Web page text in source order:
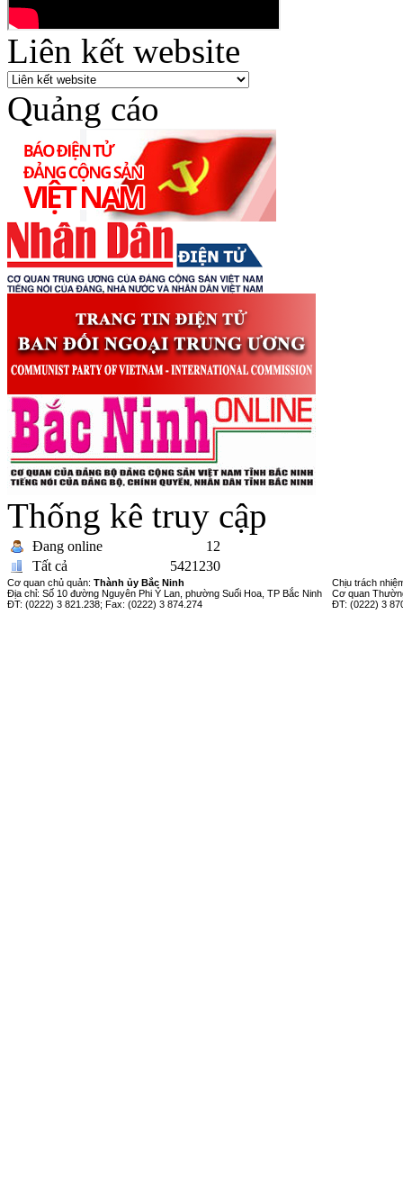
Liên kết website
Quảng cáo
Thống kê truy cập
Đang online
12
Tất cả
5421230
Cơ quan chủ quản: Thành ủy Bắc Ninh
Địa chỉ: Số 10 đường Nguyên Phi Ỷ Lan, phường Suối Hoa, TP Bắc Ninh
ĐT: (0222) 3 821.238; Fax: (0222) 3 874.274
Chịu trách
Cơ quan
ĐT: (0222) 3